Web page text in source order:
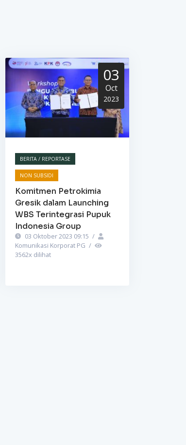
03
Oct
2023
BERITA / REPORTASE
NON SUBSIDI
Komitmen Petrokimia
Gresik dalam Launching
WBS Terintegrasi Pupuk
Indonesia Group
03 Oktober 2023 09:15 /
Komunikasi Korporat PG /
3562x dilihat